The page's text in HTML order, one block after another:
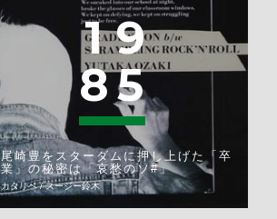
1 9
85
尾崎豊をスターダムに押し上げた「卒
業」の秘密は「哀愁のソ#」
カタリベ / スージー鈴木